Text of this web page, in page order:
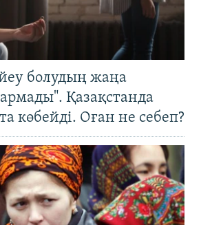
болудың жаңа
Қазақстанда
көбейді. Оған не себеп?